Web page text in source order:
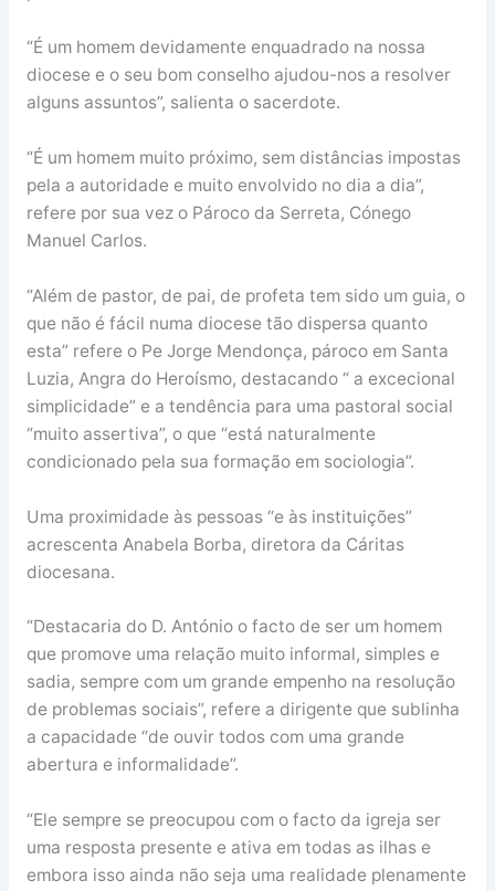
“É um homem devidamente enquadrado na nossa
diocese e o seu bom conselho ajudou-nos a resolver
alguns assuntos”, salienta o sacerdote.
“É um homem muito próximo, sem distâncias impostas
pela a autoridade e muito envolvido no dia a dia”,
refere por sua vez o Pároco da Serreta, Cónego
Manuel Carlos.
“Além de pastor, de pai, de profeta tem sido um guia, o
que não é fácil numa diocese tão dispersa quanto
esta” refere o Pe Jorge Mendonça, pároco em Santa
Luzia, Angra do Heroísmo, destacando “ a excecional
simplicidade” e a tendência para uma pastoral social
“muito assertiva”, o que “está naturalmente
condicionado pela sua formação em sociologia”.
Uma proximidade às pessoas “e às instituições”
acrescenta Anabela Borba, diretora da Cáritas
diocesana.
“Destacaria do D. António o facto de ser um homem
que promove uma relação muito informal, simples e
sadia, sempre com um grande empenho na resolução
de problemas sociais”, refere a dirigente que sublinha
a capacidade “de ouvir todos com uma grande
abertura e informalidade”.
“Ele sempre se preocupou com o facto da igreja ser
uma resposta presente e ativa em todas as ilhas e
embora isso ainda não seja uma realidade plenamente